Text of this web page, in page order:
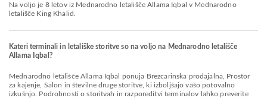
Na voljo je 8 letov iz Mednarodno letališče Allama Iqbal v Mednarodno
letališče King Khalid.
Kateri terminali in letališke storitve so na voljo na Mednarodno letališče
Allama Iqbal?
Mednarodno letališče Allama Iqbal ponuja Brezcarinska prodajalna, Prostor
za kajenje, Salon in številne druge storitve, ki izboljšajo vašo potovalno
izkušnjo. Podrobnosti o storitvah in razporeditvi terminalov lahko preverite